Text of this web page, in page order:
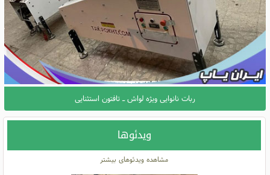
ربات نانوایی ویژه لواش ـ تافتون استثنایی
ویدئوها
مشاهده ویدئوهای بیشتر